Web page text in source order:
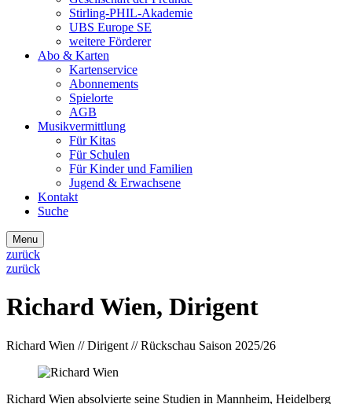
Stirling-PHIL-Akademie
UBS Europe SE
weitere Förderer
Abo & Karten
Kartenservice
Abonnements
Spielorte
AGB
Musikvermittlung
Für Kitas
Für Schulen
Für Kinder und Familien
Jugend & Erwachsene
Kontakt
Suche
Menu
zurück
zurück
Richard Wien, Dirigent
Richard Wien // Dirigent // Rückschau Saison 2025/26
Richard Wien absolvierte seine Studien in Mannheim, Heidelberg